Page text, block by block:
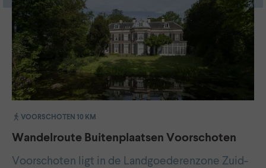
VOORSCHOTEN 10 KM
Wandelroute Buitenplaatsen Voorschoten
Voorschoten ligt in de Landgoederenzone Zuid-